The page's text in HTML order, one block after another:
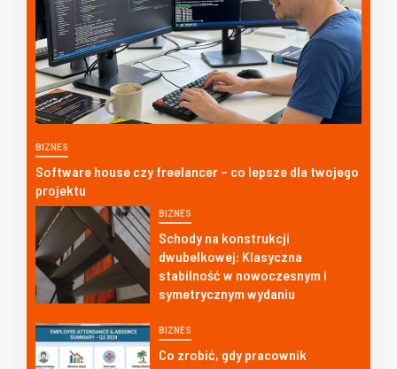
BIZNES
Software house czy freelancer – co lepsze dla twojego
projektu
BIZNES
Schody na konstrukcji
dwubelkowej: Klasyczna
stabilność w nowoczesnym i
symetrycznym wydaniu
BIZNES
Co zrobić, gdy pracownik